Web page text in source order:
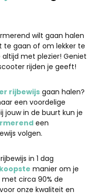
wilt gaan halen
te gaan of om lekker te
met plezier! Geniet
rijden je geeft!
rijbewijs gaan halen?
een voordelige
jouw in de buurt kun je
een
volgen.
in 1 dag
manier om je
circa 90% de
onze kwaliteit en